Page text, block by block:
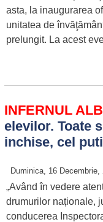
asta, la inaugurarea
unitatea de
prelungit. La acest
INFERNUL ALB
elevilor. Toate
inchise, cel
Duminica, 16 Decembrie,
„Având în vedere
drumurilor naționale,
conducerea